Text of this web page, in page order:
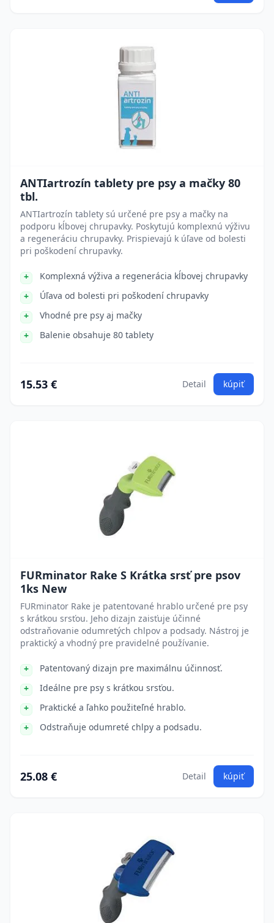
ANTIartrozín tablety pre psy a mačky 80
tbl.
ANTIartrozín tablety sú určené pre psy a mačky na
podporu kĺbovej chrupavky. Poskytujú komplexnú výživu
a regeneráciu chrupavky. Prispievajú k úľave od bolesti
pri poškodení chrupavky.
Komplexná výživa a regenerácia kĺbovej chrupavky
Úľava od bolesti pri poškodení chrupavky
Vhodné pre psy aj mačky
Balenie obsahuje 80 tablety
15.53 € Detail kúpiť
FURminator Rake S Krátka srsť pre psov
1ks New
FURminator Rake je patentované hrablo určené pre psy
s krátkou srsťou. Jeho dizajn zaisťuje účinné
odstraňovanie odumretých chlpov a podsady. Nástroj je
praktický a vhodný pre pravidelné používanie.
Patentovaný dizajn pre maximálnu účinnosť.
Ideálne pre psy s krátkou srsťou.
Praktické a ľahko použiteľné hrablo.
Odstraňuje odumreté chlpy a podsadu.
25.08 € Detail kúpiť